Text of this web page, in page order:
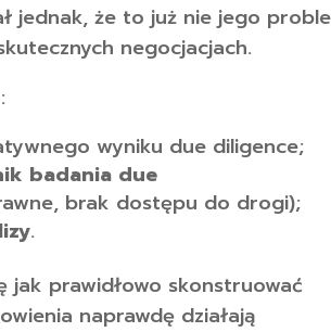
jednak, że to już nie jego
negocjacjach.
wyniku due diligence;
badania due
brak dostępu do drogi);
.
jak prawidłowo skonstruować
naprawdę działają